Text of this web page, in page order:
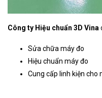
Công ty Hiệu chuẩn 3D Vina
Sửa chữa máy đo
Hiệu chuẩn máy đo
Cung cấp linh kiện cho